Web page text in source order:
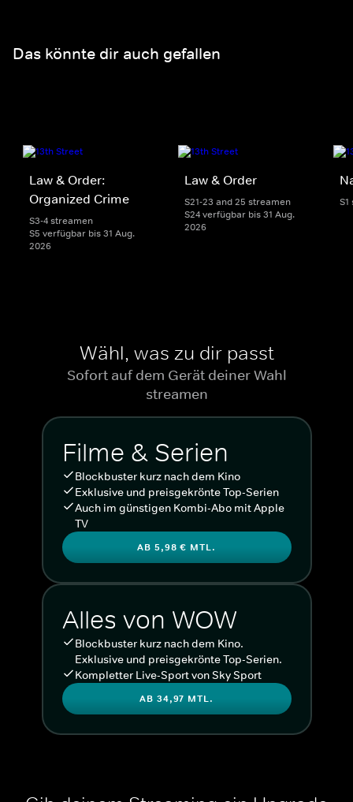
Das könnte dir auch gefallen
Law & Order:
Organized Crime
S3-4 streamen
S5 verfügbar bis 31 Aug.
2026
Law & Order
S21-23 and 25 streamen
S24 verfügbar bis 31 Aug.
2026
Wähl, was zu dir passt
Sofort auf dem Gerät deiner Wahl
streamen
Filme & Serien
Blockbuster kurz nach dem Kino
Exklusive und preisgekrönte Top-Serien
Auch im günstigen Kombi-Abo mit Apple
TV
AB 5,98 € MTL.
Alles von WOW
Blockbuster kurz nach dem Kino.
Exklusive und preisgekrönte Top-Serien.
Kompletter Live-Sport von Sky Sport
AB 34,97 MTL.